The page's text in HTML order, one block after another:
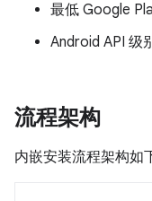
最低 Google
Android API 级
流程架构
内嵌安装流程架构如